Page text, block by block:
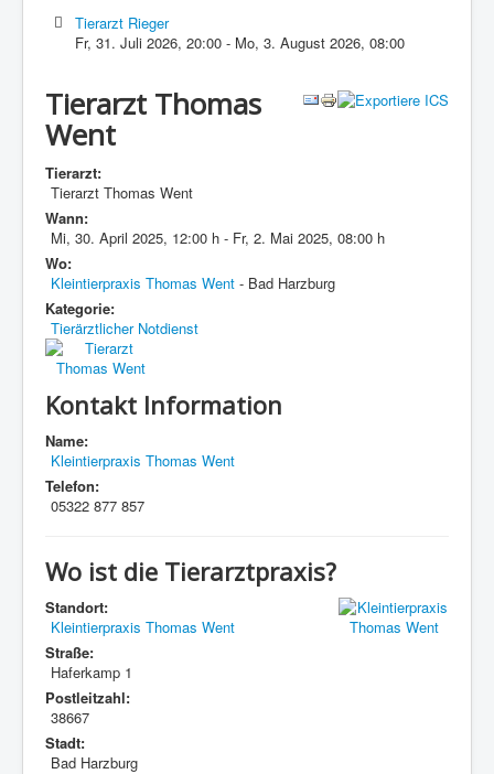
Tierarzt Rieger
Fr, 31. Juli 2026,20:00 - Mo, 3. August 2026,08:00
Tierarzt Thomas
Went
Tierarzt:
Tierarzt Thomas Went
Wann:
Mi, 30. April 2025, 12:00 h - Fr, 2. Mai 2025, 08:00 h
Wo:
Kleintierpraxis Thomas Went - Bad Harzburg
Kategorie:
Tierärztlicher Notdienst
Kontakt Information
Name:
Kleintierpraxis Thomas Went
Telefon:
05322 877 857
Wo ist die Tierarztpraxis?
Standort:
Kleintierpraxis Thomas Went
Straße:
Haferkamp 1
Postleitzahl:
38667
Stadt:
Bad Harzburg